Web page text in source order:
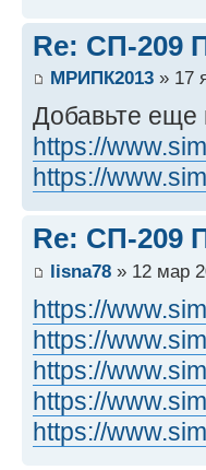
Re: СП-
МРИПК2013 » 17
Добавьте еще
https://
https://
Re: СП-
lisna78 » 12 мар
https://
https://
https://
https://
https://